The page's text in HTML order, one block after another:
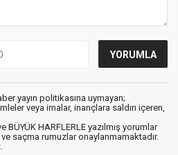
yayın politikasına uymayan;
veya imalar, inançlara saldırı içeren,
BÜYÜK HARFLERLE yazılmış yorumlar
ve saçma rumuzlar onaylanmamaktadır.